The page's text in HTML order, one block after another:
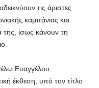
τις άριστες
καμπάνιας και
της, ίσως κάνουν τη
Ευαγγέλου
έκθεση, υπό τον τίτλο